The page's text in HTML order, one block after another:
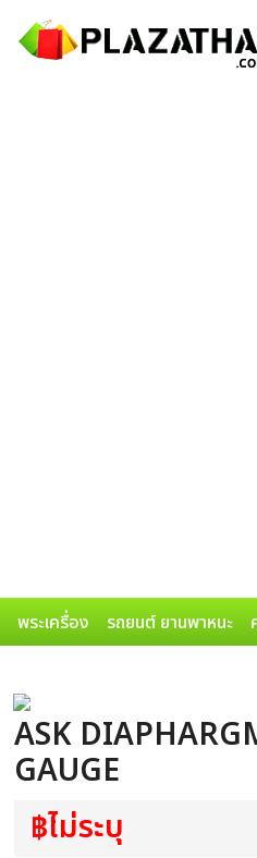
พระเครื่อง รถยนต์ ยานพาหนะ
ASK
GAUGE
฿ไม่ระบุ